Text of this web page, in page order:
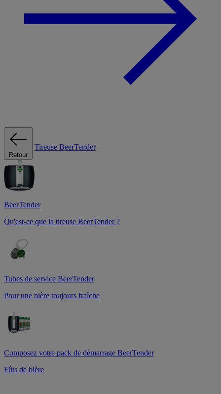
Retour
Tireuse BeerTender
BeerTender
Qu'est-ce que la tireuse BeerTender ?
Tubes de service BeerTender
Pour une bière toujours fraîche
Composez votre pack de démarrage BeerTender
Fûts de bière